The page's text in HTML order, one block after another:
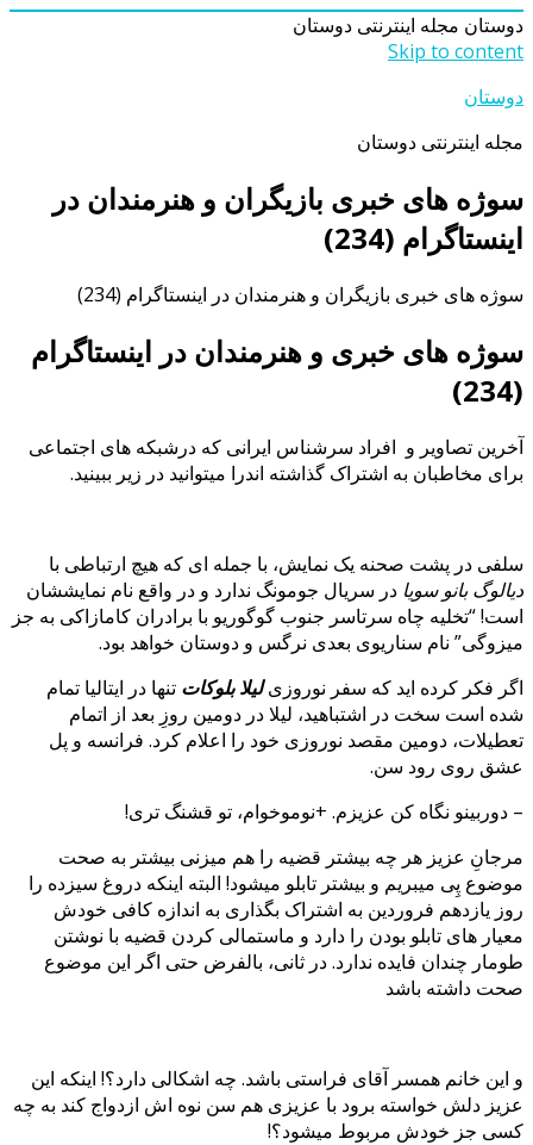
دوستان مجله اینترنتی دوستان
Skip to content
دوستان
مجله اینترنتی دوستان
سوژه های خبری بازیگران و هنرمندان در
اینستاگرام (234)
سوژه های خبری بازیگران و هنرمندان در اینستاگرام (234)
سوژه های خبری و هنرمندان در اینستاگرام
(234)
آخرین تصاویر و افراد سرشناس ایرانی که درشبکه های اجتماعی
برای مخاطبان به اشتراک گذاشته اندرا میتوانید در زیر ببینید.
سلفی در پشت صحنه یک نمایش، با جمله ای که هیچ ارتباطی با
دیالوگ بانو سویا در سریال جومونگ ندارد و در واقع نام نمایششان
است! “تخلیه چاه سرتاسر جنوب گوگوریو با برادران کامازاکی به جز
میزوگی” نام سناریوی بعدی نرگس و دوستان خواهد بود.
اگر فکر کرده اید که سفر نوروزیلیلا بلوکات تنها در ایتالیا تمام
شده است سخت در اشتباهید، لیلا در دومین روزِ بعد از اتمام
تعطیلات، دومین مقصد نوروزی خود را اعلام کرد. فرانسه و پل
عشق روی رود سن.
– دوربینو نگاه کن عزیزم. +نوموخوام، تو قشنگ تری!
مرجانِ عزیز هر چه بیشتر قضیه را هم میزنی بیشتر به صحت
موضوع پِی میبریم و بیشتر تابلو میشود! البته اینکه دروغ سیزده را
روز یازدهم فروردین به اشتراک بگذاری به اندازه کافی خودش
معیار های تابلو بودن را دارد و ماستمالی کردن قضیه با نوشتن
طومار چندان فایده ندارد. در ثانی، بالفرض حتی اگر این موضوع
صحت داشته باشد
و این خانم همسر آقای فراستی باشد. چه اشکالی دارد؟! اینکه این
عزیز دلش خواسته برود با عزیزی هم سن نوه اش ازدواج کند به چه
کسی جز خودش مربوط میشود؟!